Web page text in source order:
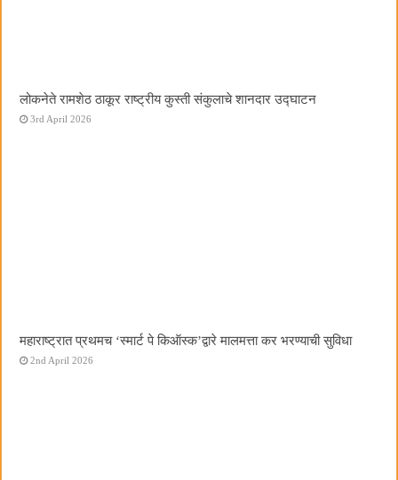
लोकनेते रामशेठ ठाकूर राष्ट्रीय कुस्ती संकुलाचे शानदार उद्घाटन
3rd April 2026
महाराष्ट्रात प्रथमच ‌‘स्मार्ट पे किऑस्क‌’द्वारे मालमत्ता कर भरण्याची सुविधा
2nd April 2026